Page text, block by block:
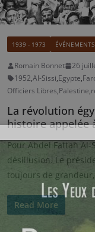
1939 - 1973
Romain Bonnet 26
1952,Al-Sissi,Egypte,
Officiers Libres,Palestine,
La révolution
histoire appelée
Pour Abdel Fattah Al-
désillusion. Le
toujours de
Read More